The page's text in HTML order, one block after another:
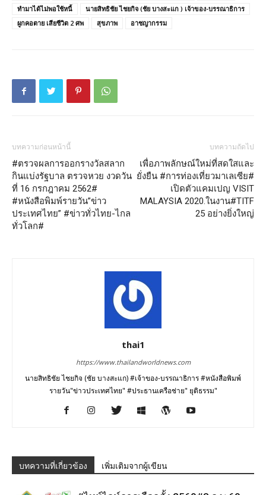
ทำมาได้ไม่พอใช้หนี้
นายสิทธิชัย ไชยกิจ (ชัย บางสะแก ) เจ้าของ-บรรณาธิการ
ผูกคอตาย เสียชีวิต 2 ศพ
สุขภาพ อาชญากรรม
บทความก่อนหน้านี้
#ตรวจผลการออกรางวัลสลาก
กินแบ่งรัฐบาล ตรวจหวย งวดวัน
ที่ 16 กรกฎาคม 2562#
#หนังสือพิมพ์รายวัน”ข่าว
ประเทศไทย” #ข่าวทั่วไทย-ไกล
ทั่วโลก#
บทความถัดไป
เพื่อภาพลักษณ์ใหม่ที่สดใสและ
ยั่งยืน #การท่องเที่ยวมาเลเซีย#​
เปิดตัวแคมเปญ​ VISIT​
MALAYSIA​ 2020.​ในงาน​#TITF​
25​ อย่างยิ่งใหญ่​
thai1
https://www.thailandworldnews.com
นายสิทธิชัย ไชยกิจ (ชัย บางสะแก) #เจ้าของ-บรรณาธิการ #หนังสือพิมพ์
รายวัน"ข่าวประเทศไทย" #ประธานเครือช่าย" ยุติธรรม"
บทความที่เกี่ยวข้อง เพิ่มเติมจากผู้เขียน